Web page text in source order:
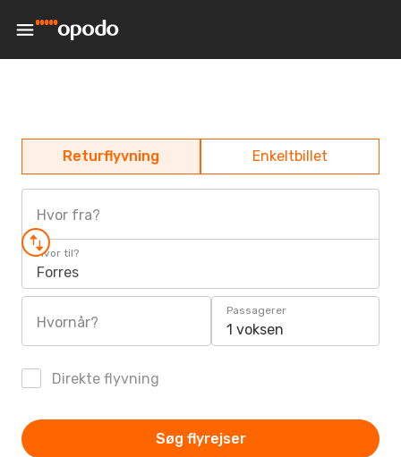
Returflyvning Enkeltbillet
Hvor fra?
Hvor til?
Forres
Hvornår?
Passagerer
1 voksen
Direkte flyvning
Søg flyrejser